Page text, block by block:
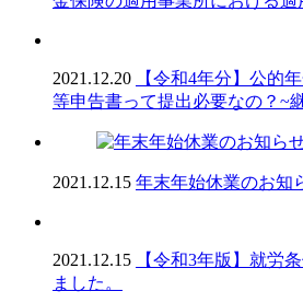
2021.12.20
【令和4年分】公的
等申告書って提出必要なの？~
2021.12.15 年末年始休業のお知
2021.12.15
【令和3年版】就労
ました。